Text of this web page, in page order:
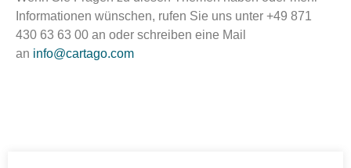
Informationen wünschen, rufen Sie uns unter +49 871
430 63 63 00 an oder schreiben eine Mail
an info@cartago.com